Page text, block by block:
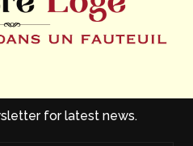
for latest news.